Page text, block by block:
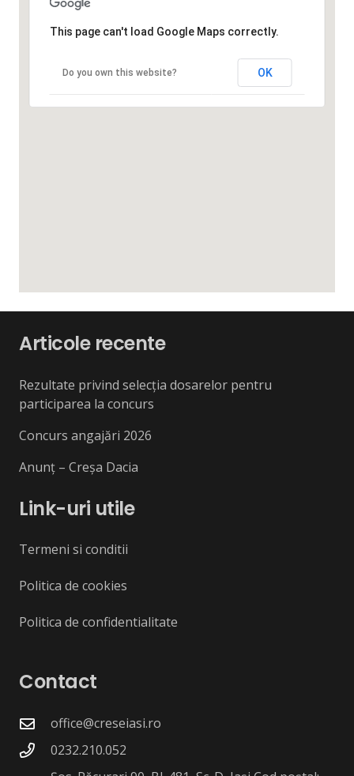
This page can't load Google Maps correctly.
Do you own this website? OK
Articole recente
Rezultate privind selecția dosarelor pentru
participarea la concurs
Concurs angajări 2026
Anunț – Creșa Dacia
Link-uri utile
Termeni si conditii
Politica de cookies
Politica de confidentialitate
Contact
office@creseiasi.ro
0232.210.052